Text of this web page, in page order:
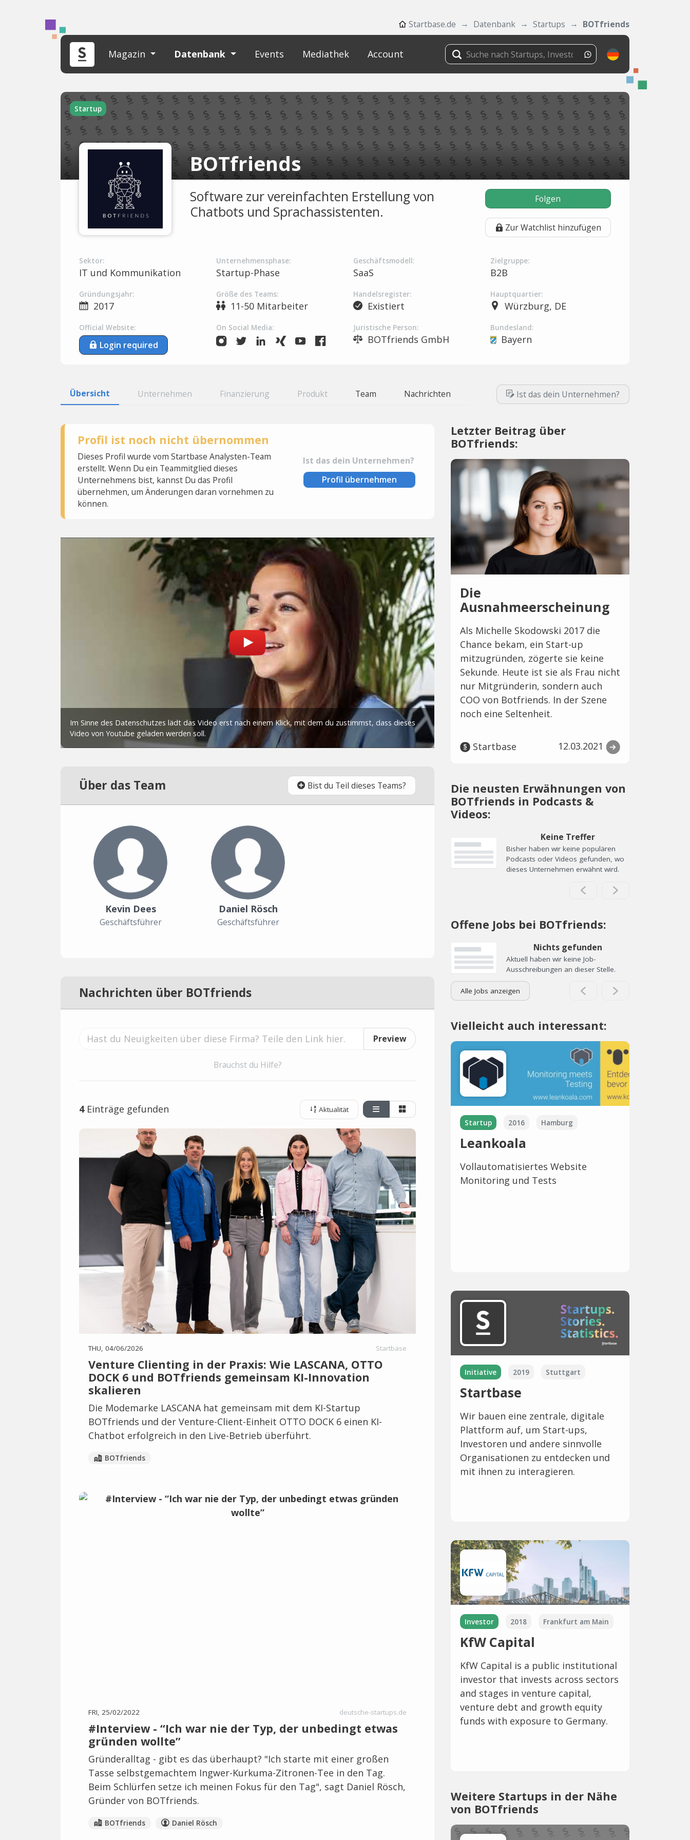
Startbase.de Datenbank Startups BOTfriends
Magazin Datenbank Events Mediathek Account
Startup
BOTfriends
Software zur vereinfachten Erstellung von
Chatbots und Sprachassistenten.
Folgen
Zur Watchlist hinzufügen
Sektor:
IT und Kommunikation
Unternehmensphase:
Startup-Phase
Geschäftsmodell:
SaaS
Zielgruppe:
B2B
Gründungsjahr:
2017
Größe des Teams:
11-50 Mitarbeiter
Handelsregister:
Existiert
Hauptquartier:
Würzburg, DE
Official Website:
Login required
On Social Media: Juristische Person:
BOTfriends GmbH
Bundesland:
Bayern
Übersicht Unternehmen Finanzierung Produkt Team Nachrichten Ist das dein Unternehmen?
Profil ist noch nicht übernommen
Dieses Profil wurde vom Startbase Analysten-Team
erstellt. Wenn Du ein Teammitglied dieses
Unternehmens bist, kannst Du das Profil
übernehmen, um Änderungen daran vornehmen zu
können.
Ist das dein Unternehmen?
Profil übernehmen
Über das Team Bist du Teil dieses Teams?
Kevin Dees
Geschäftsführer
Daniel Rösch
Geschäftsführer
Nachrichten über BOTfriends
Preview
Brauchst du Hilfe?
4Einträge gefunden Aktualität
THU, 04/06/2026 Startbase
Venture Clienting in der Praxis: Wie LASCANA, OTTO
DOCK 6 und BOTfriends gemeinsam KI-Innovation
skalieren
Die Modemarke LASCANA hat gemeinsam mit dem KI-Startup
BOTfriends und der Venture-Client-Einheit OTTO DOCK 6 einen KI-
Chatbot erfolgreich in den Live-Betrieb überführt.
BOTfriends
FRI, 25/02/2022 deutsche-startups.de
#Interview - “Ich war nie der Typ, der unbedingt etwas
gründen wollte”
Gründeralltag - gibt es das überhaupt? "Ich starte mit einer großen
Tasse selbstgemachtem Ingwer-Kurkuma-Zitronen-Tee in den Tag.
Beim Schlürfen setze ich meinen Fokus für den Tag", sagt Daniel Rösch,
Gründer von BOTfriends.
BOTfriends Daniel Rösch
Letzter Beitrag über
BOTfriends:
Die
Ausnahmeerscheinung
Als Michelle Skodowski 2017 die
Chance bekam, ein Start-up
mitzugründen, zögerte sie keine
Sekunde. Heute ist sie als Frau nicht
nur Mitgründerin, sondern auch
COO von Botfriends. In der Szene
noch eine Seltenheit.
Startbase 12.03.2021
Die neusten Erwähnungen von
BOTfriends in Podcasts &
Videos:
Keine Treffer
Bisher haben wir keine populären
Podcasts oder Videos gefunden, wo
dieses Unternehmen erwähnt wird.
Offene Jobs bei BOTfriends:
Nichts gefunden
Aktuell haben wir keine Job-
Ausschreibungen an dieser Stelle.
Alle Jobs anzeigen
Vielleicht auch interessant:
Startup 2016 Hamburg
Leankoala
Vollautomatisiertes Website
Monitoring und Tests
Initiative 2019 Stuttgart
Startbase
Wir bauen eine zentrale, digitale
Plattform auf, um Start-ups,
Investoren und andere sinnvolle
Organisationen zu entdecken und
mit ihnen zu interagieren.
Investor 2018 Frankfurt am Main
KfW Capital
KfW Capital is a public institutional
investor that invests across sectors
and stages in venture capital,
venture debt and growth equity
funds with exposure to Germany.
Weitere Startups in der Nähe
von BOTfriends